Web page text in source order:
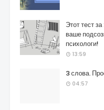
Этот тест
ваше
психологи!
13:59
3 слова.
04:57